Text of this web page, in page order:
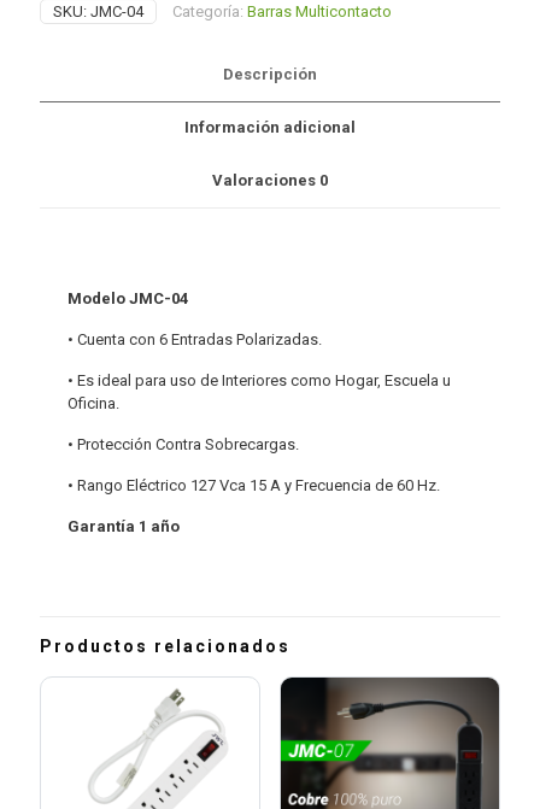
SKU: JMC-04 Categoría: Barras Multicontacto
Descripción
Información adicional
Valoraciones 0
Modelo JMC-04
• Cuenta con 6 Entradas Polarizadas.
• Es ideal para uso de Interiores como Hogar, Escuela u
Oficina.
• Protección Contra Sobrecargas.
• Rango Eléctrico 127 Vca 15 A y Frecuencia de 60 Hz.
Garantía 1 año
Productos relacionados